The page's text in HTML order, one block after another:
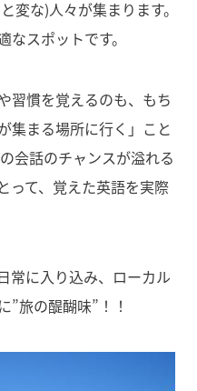
変な)人々が集まります。
スポットです。
習慣を覚えるのも、もち
集まる場所に行く」こと
会話のチャンスが溢れる
って、覚えた英語を実際
常に入り込み、ローカル
”旅の醍醐味”！！